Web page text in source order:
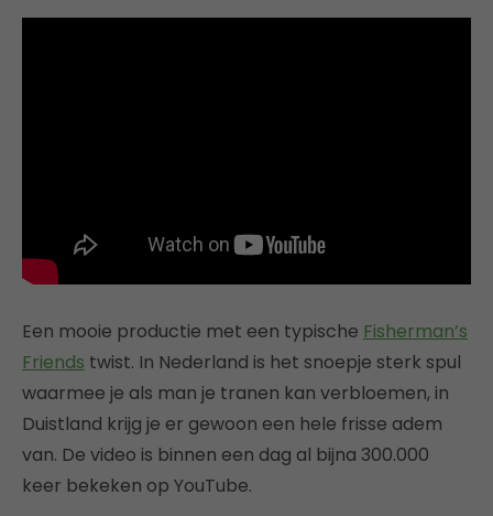
Een mooie productie met een typische Fisherman’s
Friends twist. In Nederland is het snoepje sterk spul
waarmee je als man je tranen kan verbloemen, in
Duistland krijg je er gewoon een hele frisse adem
van. De video is binnen een dag al bijna 300.000
keer bekeken op YouTube.